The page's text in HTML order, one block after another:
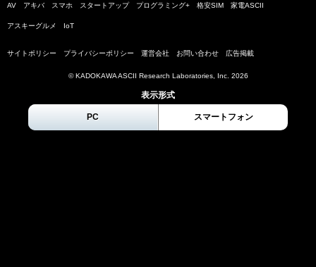
AV アキバ スマホ スタートアップ プログラミング+ 格安SIM 家電ASCII
アスキーグルメ IoT
サイトポリシー プライバシーポリシー 運営会社 お問い合わせ 広告掲載
© KADOKAWA ASCII Research Laboratories, Inc. 2026
表示形式
PC スマートフォン